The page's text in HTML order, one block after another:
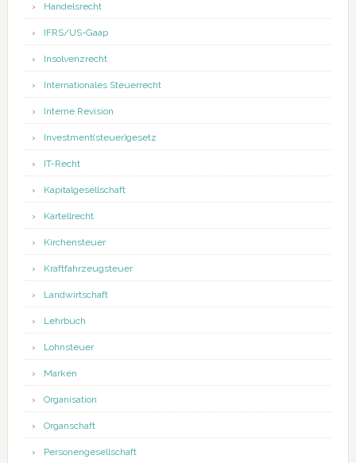
Handelsrecht
IFRS/US-Gaap
Insolvenzrecht
Internationales Steuerrecht
Interne Revision
Investment(steuer)gesetz
IT-Recht
Kapitalgesellschaft
Kartellrecht
Kirchensteuer
Kraftfahrzeugsteuer
Landwirtschaft
Lehrbuch
Lohnsteuer
Marken
Organisation
Organschaft
Personengesellschaft